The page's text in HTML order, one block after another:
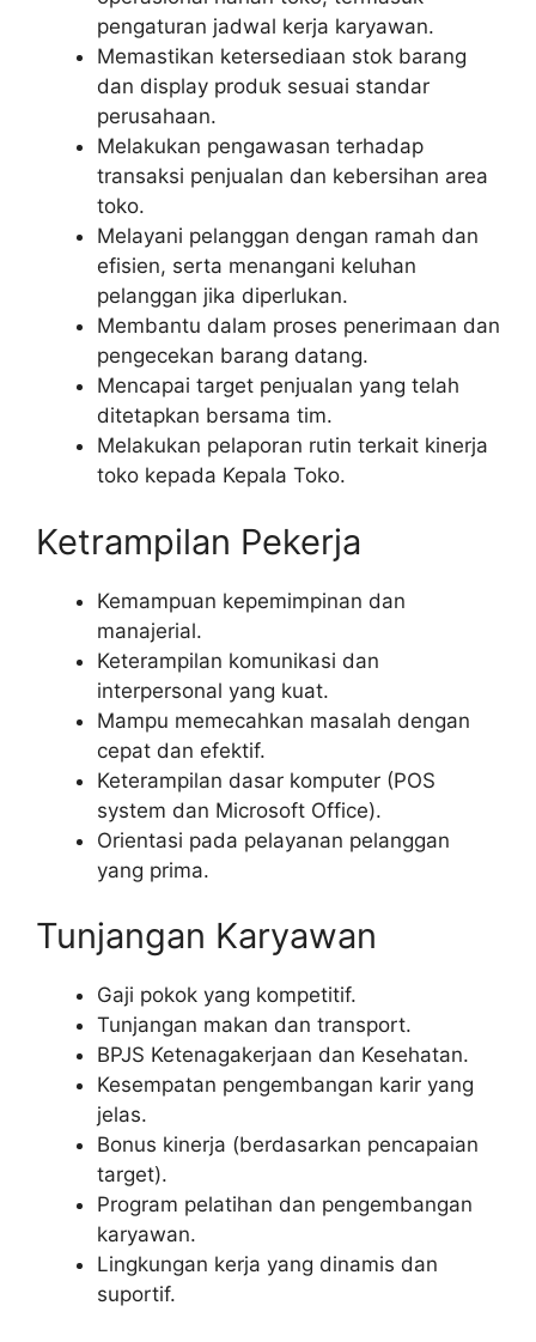
pengaturan jadwal kerja karyawan.
Memastikan ketersediaan stok barang
dan display produk sesuai standar
perusahaan.
Melakukan pengawasan terhadap
transaksi penjualan dan kebersihan area
toko.
Melayani pelanggan dengan ramah dan
efisien, serta menangani keluhan
pelanggan jika diperlukan.
Membantu dalam proses penerimaan dan
pengecekan barang datang.
Mencapai target penjualan yang telah
ditetapkan bersama tim.
Melakukan pelaporan rutin terkait kinerja
toko kepada Kepala Toko.
Ketrampilan Pekerja
Kemampuan kepemimpinan dan
manajerial.
Keterampilan komunikasi dan
interpersonal yang kuat.
Mampu memecahkan masalah dengan
cepat dan efektif.
Keterampilan dasar komputer (POS
system dan Microsoft Office).
Orientasi pada pelayanan pelanggan
yang prima.
Tunjangan Karyawan
Gaji pokok yang kompetitif.
Tunjangan makan dan transport.
BPJS Ketenagakerjaan dan Kesehatan.
Kesempatan pengembangan karir yang
jelas.
Bonus kinerja (berdasarkan pencapaian
target).
Program pelatihan dan pengembangan
karyawan.
Lingkungan kerja yang dinamis dan
suportif.